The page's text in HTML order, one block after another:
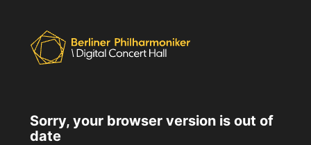
Sorry, your browser version is out of
date